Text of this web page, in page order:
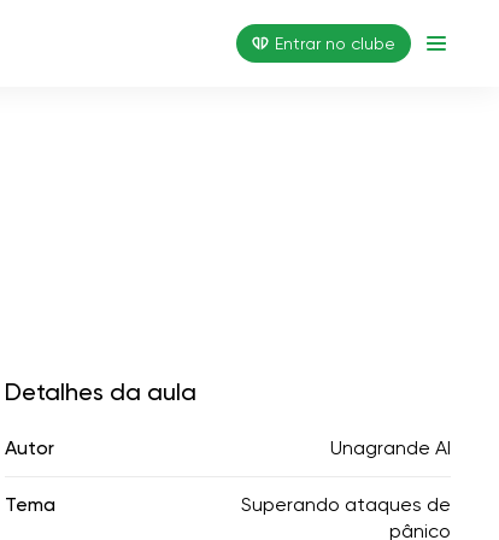
Entrar no clube
Detalhes da aula
Autor Unagrande AI
Tema
Superando ataques de
pânico